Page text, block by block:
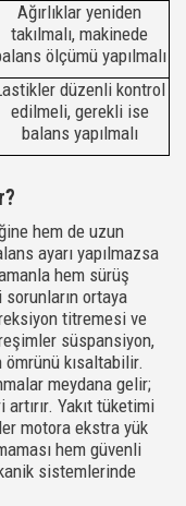
Ağırlıklar yeniden
takılmalı, makinede
ölçümü yapılmalı
düzenli kontrol
edilmeli, gerekli ise
balans yapılmalı
hem de uzun
ayarı yapılmazsa
hem sürüş
ortaya
titremesi ve
süspansiyon,
kısaltabilir.
meydana gelir;
Yakıt tüketimi
motora ekstra yük
hem güvenli
sistemlerinde